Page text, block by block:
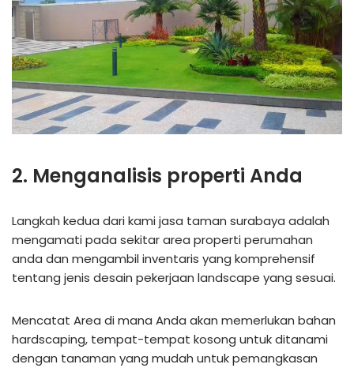
2. Menganalisis properti Anda
Langkah kedua dari kami jasa taman surabaya adalah
mengamati pada sekitar area properti perumahan
anda dan mengambil inventaris yang komprehensif
tentang jenis desain pekerjaan landscape yang sesuai.
Mencatat Area di mana Anda akan memerlukan bahan
hardscaping, tempat-tempat kosong untuk ditanami
dengan tanaman yang mudah untuk pemangkasan